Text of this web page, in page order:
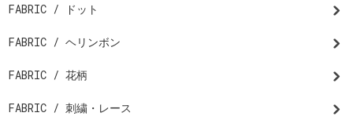
FABRIC / ドット
FABRIC / ヘリンボン
FABRIC / 花柄
FABRIC / 刺繍・レース